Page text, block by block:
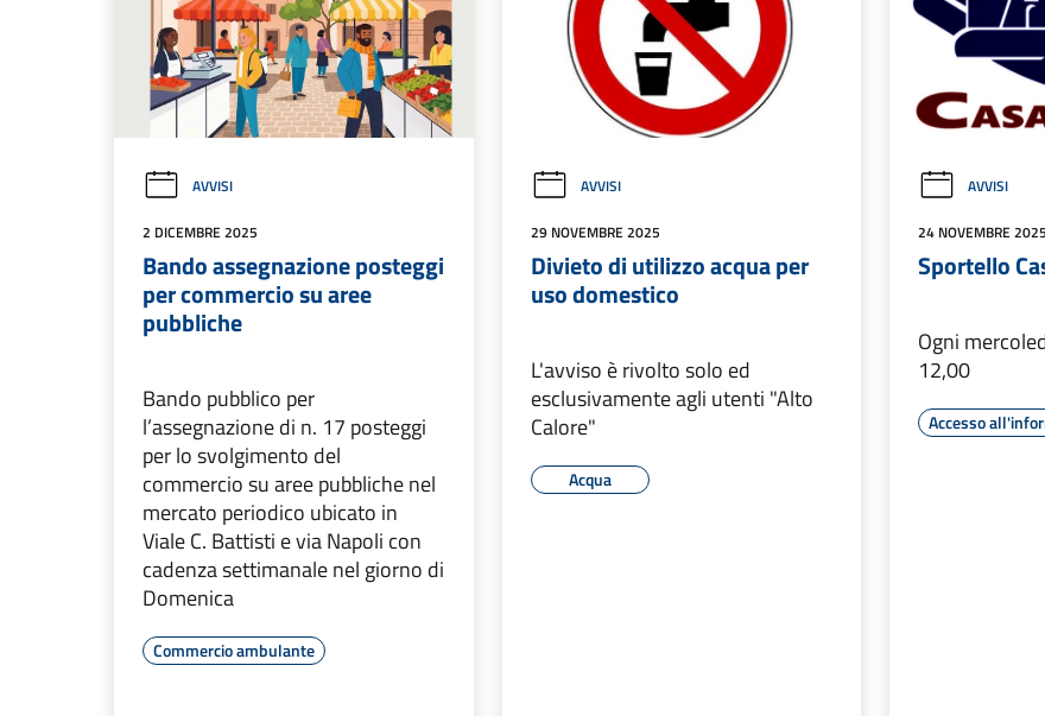
AVVISI
2 DICEMBRE 2025
Bando assegnazione posteggi
per commercio su aree
pubbliche
Bando pubblico per
l’assegnazione di n. 17 posteggi
per lo svolgimento del
commercio su aree pubbliche nel
mercato periodico ubicato in
Viale C. Battisti e via Napoli con
cadenza settimanale nel giorno di
Domenica
Commercio ambulante
AVVISI
29 NOVEMBRE 2025
Divieto di utilizzo acqua per
uso domestico
L'avviso è rivolto solo ed
esclusivamente agli utenti "Alto
Calore"
Acqua
AVVISI
24 NOVEMBRE 2025
Sportello
Ogni
12,00
Accesso